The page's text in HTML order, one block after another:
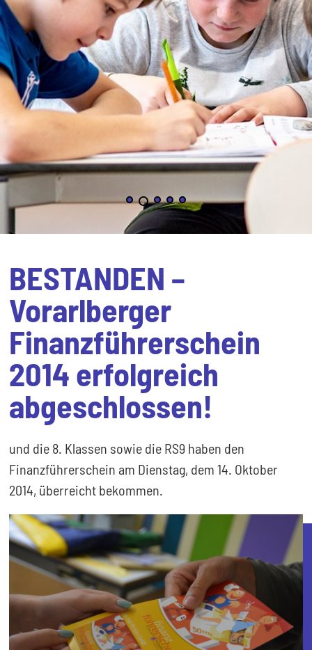
BESTANDEN –
Vorarlberger
Finanzführerschein
2014 erfolgreich
abgeschlossen!
und die 8. Klassen sowie die RS9 haben den
Finanzführerschein am Dienstag, dem 14. Oktober
2014, überreicht bekommen.